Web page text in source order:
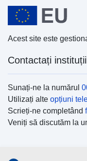
Acest site este
Contactați
Sunați-ne la numărul
Utilizați alte opțiuni
Scrieți-ne completând
Veniți să discutăm la